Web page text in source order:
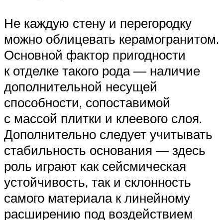
Не каждую стену и перегородку
можно облицевать керамогранитом.
Основной фактор пригодности
к отделке такого рода — наличие
дополнительной несущей
способности, сопоставимой
с массой плитки и клеевого слоя.
Дополнительно следует учитывать
стабильность основания — здесь
роль играют как сейсмическая
устойчивость, так и склонность
самого материала к линейному
расширению под воздействием